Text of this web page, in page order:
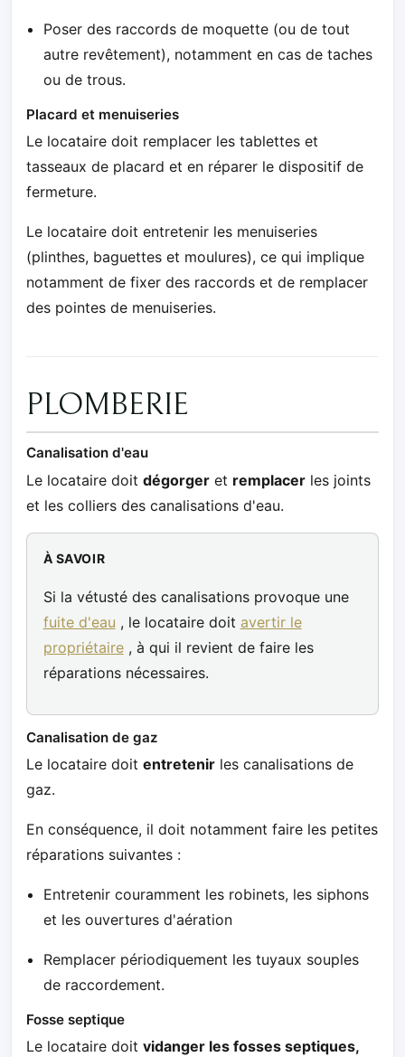
Poser des raccords de moquette (ou de tout
autre revêtement), notamment en cas de taches
ou de trous.
Placard et menuiseries
Le locataire doit remplacer les tablettes et
tasseaux de placard et en réparer le dispositif de
fermeture.
Le locataire doit entretenir les menuiseries
(plinthes, baguettes et moulures), ce qui implique
notamment de fixer des raccords et de remplacer
des pointes de menuiseries.
PLOMBERIE
Canalisation d'eau
Le locataire doit dégorger et remplacer les joints
et les colliers des canalisations d'eau.
À SAVOIR
Si la vétusté des canalisations provoque une
fuite d'eau , le locataire doit avertir le
propriétaire, à qui il revient de faire les
réparations nécessaires.
Canalisation de gaz
Le locataire doit entretenir les canalisations de
gaz.
En conséquence, il doit notamment faire les petites
réparations suivantes :
Entretenir couramment les robinets, les siphons
et les ouvertures d'aération
Remplacer périodiquement les tuyaux souples
de raccordement.
Fosse septique
Le locataire doit vidanger les fosses septiques,